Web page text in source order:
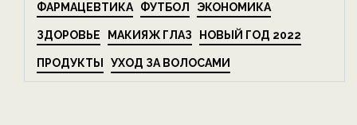
ФАРМАЦЕВТИКА ФУТБОЛ ЭКОНОМИКА
ЗДОРОВЬЕ МАКИЯЖ ГЛАЗ НОВЫЙ ГОД 2022
ПРОДУКТЫ УХОД ЗА ВОЛОСАМИ